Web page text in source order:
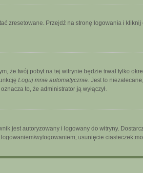
zresetowane. Przejdź na stronę logowania i
że twój pobyt na tej witrynie będzie trwał tylko
Loguj mnie automatycznie. Jest to
to, że administrator ją wyłączył.
jest autoryzowany i logowany do witryny.
wylogowaniem, usunięcie ciasteczek